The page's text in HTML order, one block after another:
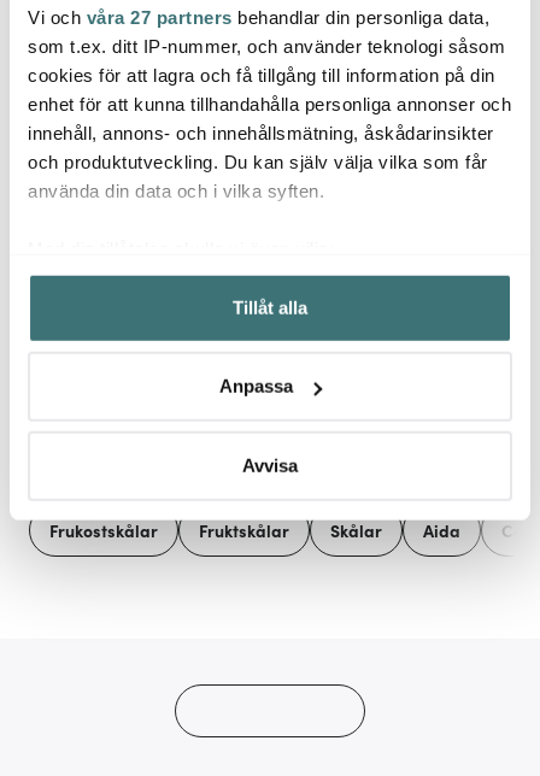
Vi och våra 27 partners behandlar din personliga data,
som t.ex. ditt IP-nummer, och använder teknologi såsom
cookies för att lagra och få tillgång till information på din
enhet för att kunna tillhandahålla personliga annonser och
innehåll, annons- och innehållsmätning, åskådarinsikter
och produktutveckling. Du kan själv välja vilka som får
använda din data och i vilka syften.
Samla in information om din geografiska plats som
kan ha en noggrannhet på upp till flera meter
Identifiera din enhet genom att aktivt skanna den för
Ta reda på mer om hur dina personliga uppgifter
Du kan ändra eller dra tillbaka ditt samtycke när som
Vi använder cookies för att innehållet och annonserna
Tillåt alla
Anpassa
Avvisa
Dorre
Champagneförslutare
luftpump Silver
62 kr 89 kr
I lager
Anders Petter
Anders Petter
Stekspade 35 cm Ek
149 kr
I lager
Aida
cm
137 kr
Låt dig inspireras av våra kunder
Frukostskålar Fruktskålar Skålar Aida